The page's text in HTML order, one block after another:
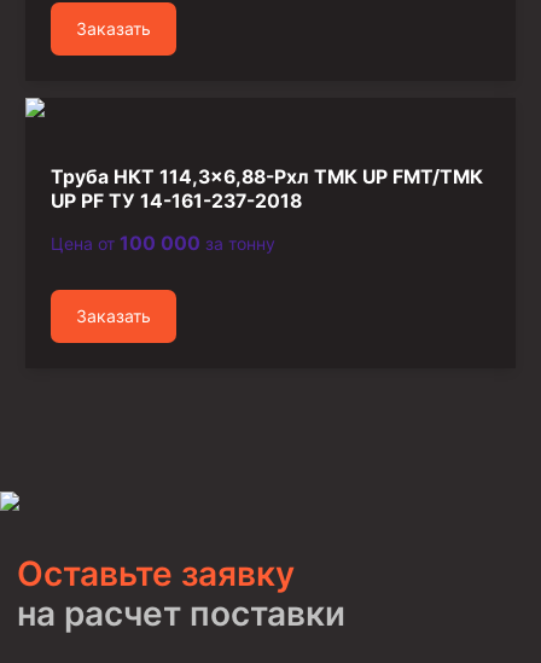
Заказать
Труба НКТ 114,3×6,88-Рхл ТМК UP FMT/ТМК
UP PF ТУ 14-161-237-2018
Цена от 100 000 за тонну
Заказать
Оставьте заявку
на расчет поставки